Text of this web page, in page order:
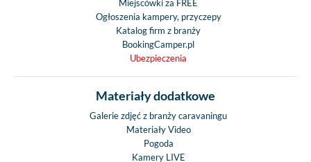
Miejscówki za FREE
Ogłoszenia kampery, przyczepy
Katalog firm z branży
BookingCamper.pl
Ubezpieczenia
Materiały dodatkowe
Galerie zdjęć z branży caravaningu
Materiały Video
Pogoda
Kamery LIVE